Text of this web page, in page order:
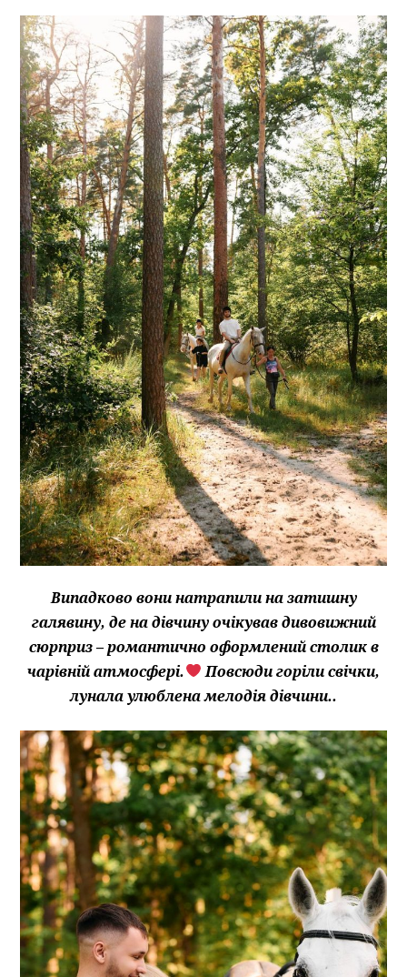
Випадково вони натрапили на затишну
галявину, де на дівчину очікував дивовижний
сюрприз – романтично оформлений столик в
чарівній атмосфері.
Повсюди горіли свічки,
лунала улюблена мелодія дівчини..